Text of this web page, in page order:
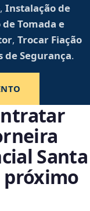
, Instalação de
Tomada e
, Trocar Fiação
de Segurança.
Santa
próximo